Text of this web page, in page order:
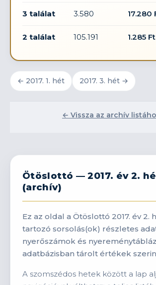
3 találat 3.580 17.280
2 találat 105.191 1.285 Ft
← 2017. 1. hét 2017. 3. hét →
← Vissza az archív
Ötöslottó — 2017. év 2.
(archív)
Ez az oldal a Ötöslottó 2017. év 2.
tartozó sorsolás(ok) részletes
nyerőszámok és
adatbázisban tárolt értékek
A szomszédos hetek között a lap